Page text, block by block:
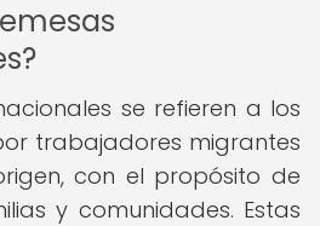
se refieren a los
trabajadores migrantes
con el propósito de
y comunidades. Estas